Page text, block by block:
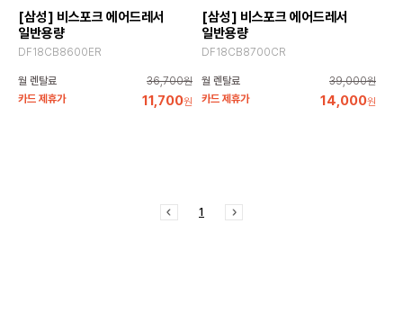
[삼성] 비스포크 에어드레서
일반용량
DF18CB8600ER
월 렌탈료
36,700원
카드 제휴가
11,700원
[삼성] 비스포크 에어드레서
일반용량
DF18CB8700CR
월 렌탈료
39,000원
카드 제휴가
14,000원
1